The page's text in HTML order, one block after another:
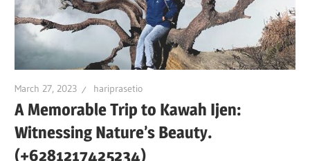
March 27, 2023 hariprasetio
A Memorable Trip to Kawah Ijen:
Witnessing Nature’s Beauty.
(+6281217425234)